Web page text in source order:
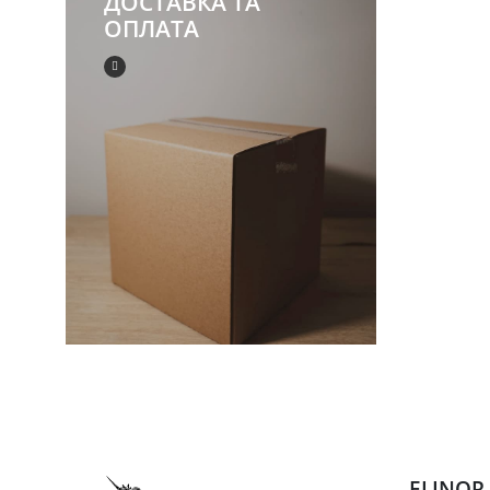
ОПЛАТА